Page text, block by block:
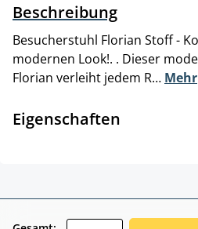
Beschreibung
Besucherstuhl Florian Stoff -
modernen Look!. . Dieser
Florian verleiht jedem R… Mehr
Eigenschaften